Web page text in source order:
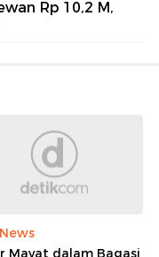
Rp 10,2 M,
Mayat dalam Bagasi